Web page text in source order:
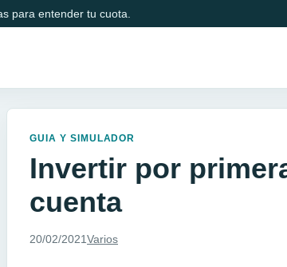
para entender tu cuota.
GUIA Y SIMULADOR
Invertir por
cuenta
20/02/2021Varios